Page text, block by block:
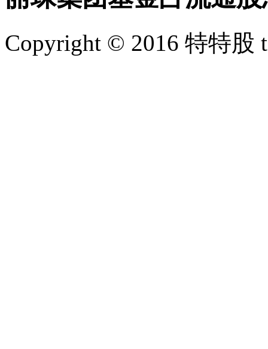
Copyright © 2016 特特股